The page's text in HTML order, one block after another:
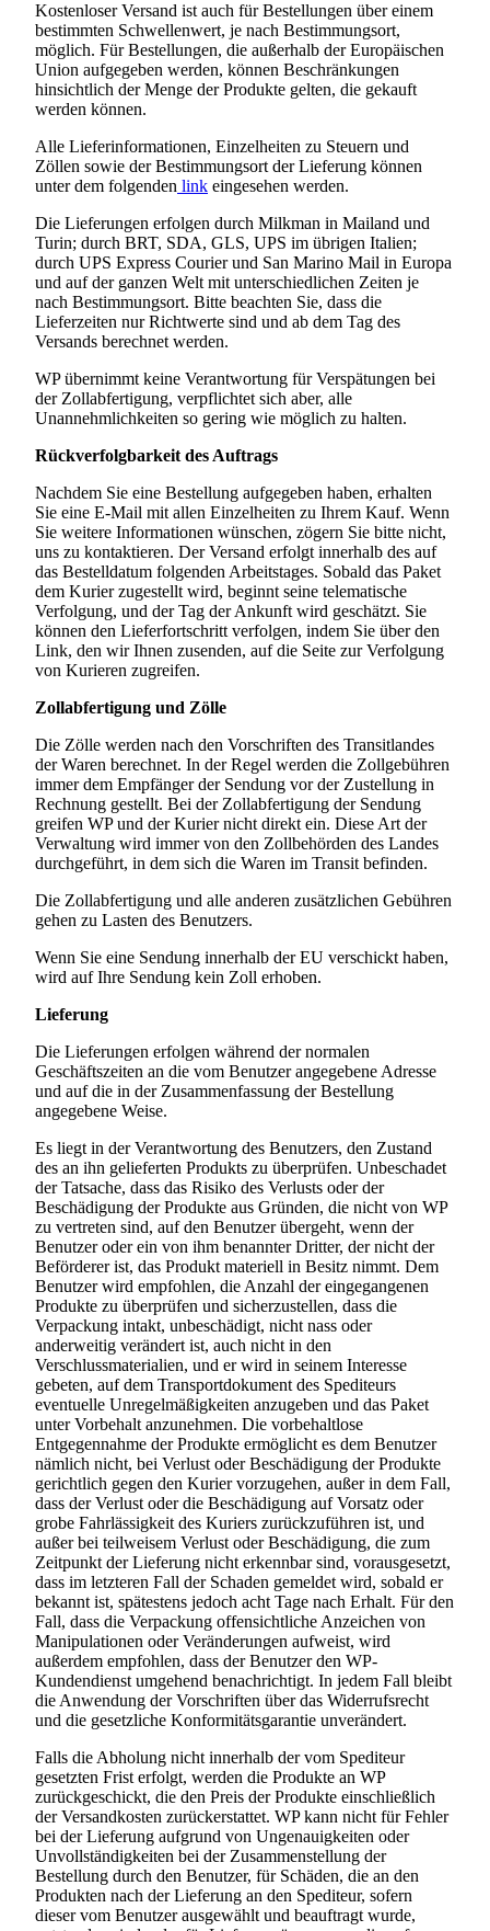
Kostenloser Versand ist auch für Bestellungen über einem
bestimmten Schwellenwert, je nach Bestimmungsort,
möglich. Für Bestellungen, die außerhalb der Europäischen
Union aufgegeben werden, können Beschränkungen
hinsichtlich der Menge der Produkte gelten, die gekauft
werden können.
Alle Lieferinformationen, Einzelheiten zu Steuern und
Zöllen sowie der Bestimmungsort der Lieferung können
unter dem folgenden link eingesehen werden.
Die Lieferungen erfolgen durch Milkman in Mailand und
Turin; durch BRT, SDA, GLS, UPS im übrigen Italien;
durch UPS Express Courier und San Marino Mail in Europa
und auf der ganzen Welt mit unterschiedlichen Zeiten je
nach Bestimmungsort. Bitte beachten Sie, dass die
Lieferzeiten nur Richtwerte sind und ab dem Tag des
Versands berechnet werden.
WP übernimmt keine Verantwortung für Verspätungen bei
der Zollabfertigung, verpflichtet sich aber, alle
Unannehmlichkeiten so gering wie möglich zu halten.
Rückverfolgbarkeit des Auftrags
Nachdem Sie eine Bestellung aufgegeben haben, erhalten
Sie eine E-Mail mit allen Einzelheiten zu Ihrem Kauf. Wenn
Sie weitere Informationen wünschen, zögern Sie bitte nicht,
uns zu kontaktieren. Der Versand erfolgt innerhalb des auf
das Bestelldatum folgenden Arbeitstages. Sobald das Paket
dem Kurier zugestellt wird, beginnt seine telematische
Verfolgung, und der Tag der Ankunft wird geschätzt. Sie
können den Lieferfortschritt verfolgen, indem Sie über den
Link, den wir Ihnen zusenden, auf die Seite zur Verfolgung
von Kurieren zugreifen.
Zollabfertigung und Zölle
Die Zölle werden nach den Vorschriften des Transitlandes
der Waren berechnet. In der Regel werden die Zollgebühren
immer dem Empfänger der Sendung vor der Zustellung in
Rechnung gestellt. Bei der Zollabfertigung der Sendung
greifen WP und der Kurier nicht direkt ein. Diese Art der
Verwaltung wird immer von den Zollbehörden des Landes
durchgeführt, in dem sich die Waren im Transit befinden.
Die Zollabfertigung und alle anderen zusätzlichen Gebühren
gehen zu Lasten des Benutzers.
Wenn Sie eine Sendung innerhalb der EU verschickt haben,
wird auf Ihre Sendung kein Zoll erhoben.
Lieferung
Die Lieferungen erfolgen während der normalen
Geschäftszeiten an die vom Benutzer angegebene Adresse
und auf die in der Zusammenfassung der Bestellung
angegebene Weise.
Es liegt in der Verantwortung des Benutzers, den Zustand
des an ihn gelieferten Produkts zu überprüfen. Unbeschadet
der Tatsache, dass das Risiko des Verlusts oder der
Beschädigung der Produkte aus Gründen, die nicht von WP
zu vertreten sind, auf den Benutzer übergeht, wenn der
Benutzer oder ein von ihm benannter Dritter, der nicht der
Beförderer ist, das Produkt materiell in Besitz nimmt. Dem
Benutzer wird empfohlen, die Anzahl der eingegangenen
Produkte zu überprüfen und sicherzustellen, dass die
Verpackung intakt, unbeschädigt, nicht nass oder
anderweitig verändert ist, auch nicht in den
Verschlussmaterialien, und er wird in seinem Interesse
gebeten, auf dem Transportdokument des Spediteurs
eventuelle Unregelmäßigkeiten anzugeben und das Paket
unter Vorbehalt anzunehmen. Die vorbehaltlose
Entgegennahme der Produkte ermöglicht es dem Benutzer
nämlich nicht, bei Verlust oder Beschädigung der Produkte
gerichtlich gegen den Kurier vorzugehen, außer in dem Fall,
dass der Verlust oder die Beschädigung auf Vorsatz oder
grobe Fahrlässigkeit des Kuriers zurückzuführen ist, und
außer bei teilweisem Verlust oder Beschädigung, die zum
Zeitpunkt der Lieferung nicht erkennbar sind, vorausgesetzt,
dass im letzteren Fall der Schaden gemeldet wird, sobald er
bekannt ist, spätestens jedoch acht Tage nach Erhalt. Für den
Fall, dass die Verpackung offensichtliche Anzeichen von
Manipulationen oder Veränderungen aufweist, wird
außerdem empfohlen, dass der Benutzer den WP-
Kundendienst umgehend benachrichtigt. In jedem Fall bleibt
die Anwendung der Vorschriften über das Widerrufsrecht
und die gesetzliche Konformitätsgarantie unverändert.
Falls die Abholung nicht innerhalb der vom Spediteur
gesetzten Frist erfolgt, werden die Produkte an WP
zurückgeschickt, die den Preis der Produkte einschließlich
der Versandkosten zurückerstattet. WP kann nicht für Fehler
bei der Lieferung aufgrund von Ungenauigkeiten oder
Unvollständigkeiten bei der Zusammenstellung der
Bestellung durch den Benutzer, für Schäden, die an den
Produkten nach der Lieferung an den Spediteur, sofern
dieser vom Benutzer ausgewählt und beauftragt wurde,